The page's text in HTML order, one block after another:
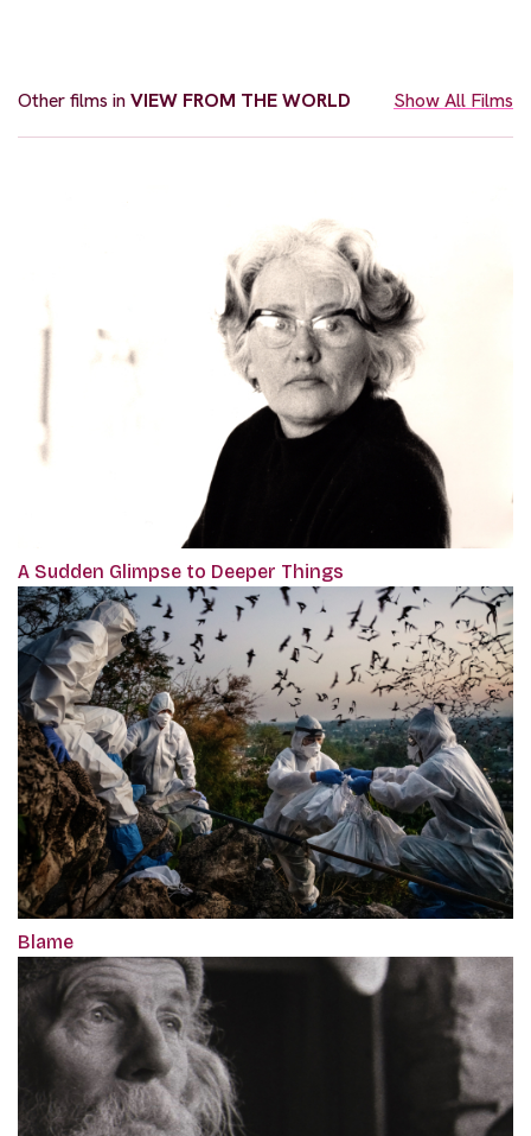
Other films inVIEW FROM THE WORLD Show All Films
A Sudden Glimpse to Deeper Things
Blame